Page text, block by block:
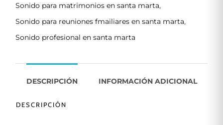
Sonido para matrimonios en santa marta,
Sonido para reuniones fmailiares en santa marta,
Sonido profesional en santa marta
DESCRIPCIÓN INFORMACIÓN ADICIONAL
DESCRIPCIÓN